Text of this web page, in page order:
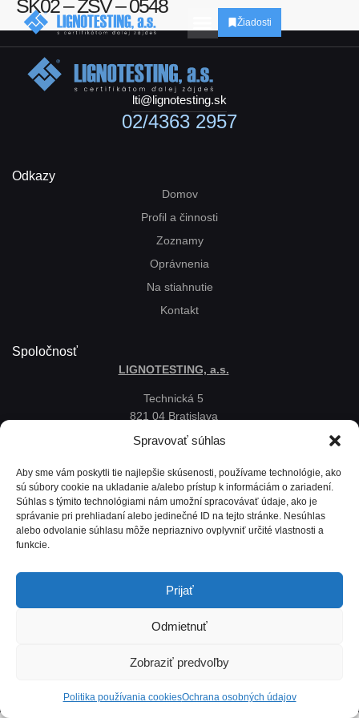
Spravovať súhlas
Aby sme vám poskytli tie najlepšie skúsenosti, používame technológie, ako
sú súbory cookie na ukladanie a/alebo prístup k informáciám o zariadení.
Súhlas s týmito technológiami nám umožní spracovávať údaje, ako je
správanie pri prehliadaní alebo jedinečné ID na tejto stránke. Nesúhlas
alebo odvolanie súhlasu môže nepriaznivo ovplyvniť určité vlastnosti a
funkcie.
Prijať
Odmietnuť
Zobraziť predvoľby
Politika používania cookiesOchrana osobných údajov
Žiadosti
SK02 – ZSV – 0548
lti@lignotesting.sk
02/4363 2957
Odkazy
Domov
Profil a činnosti
Zoznamy
Oprávnenia
Na stiahnutie
Kontakt
Spoločnosť
LIGNOTESTING, a.s.
Technická 5
821 04 Bratislava
Slovenská republika
Politika používania cookies
Mapa
Lignotesting, a. s. © 2024 | Všetky práva vyhradené. | Vytvoril: Marek Heinfarth.